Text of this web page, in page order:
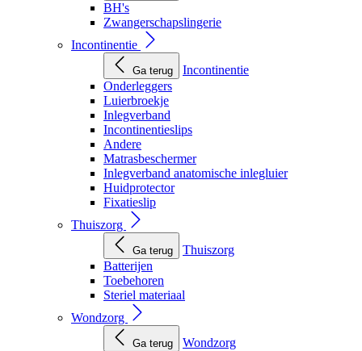
BH's
Zwangerschapslingerie
Incontinentie
Ga terug
Incontinentie
Onderleggers
Luierbroekje
Inlegverband
Incontinentieslips
Andere
Matrasbeschermer
Inlegverband anatomische inlegluier
Huidprotector
Fixatieslip
Thuiszorg
Ga terug
Thuiszorg
Batterijen
Toebehoren
Steriel materiaal
Wondzorg
Ga terug
Wondzorg